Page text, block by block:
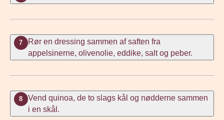
7
Rør en dressing sammen af saften fra
appelsinerne, olivenolie, eddike, salt og peber.
8
Vend quinoa, de to slags kål og nødderne sammen
i en skål.